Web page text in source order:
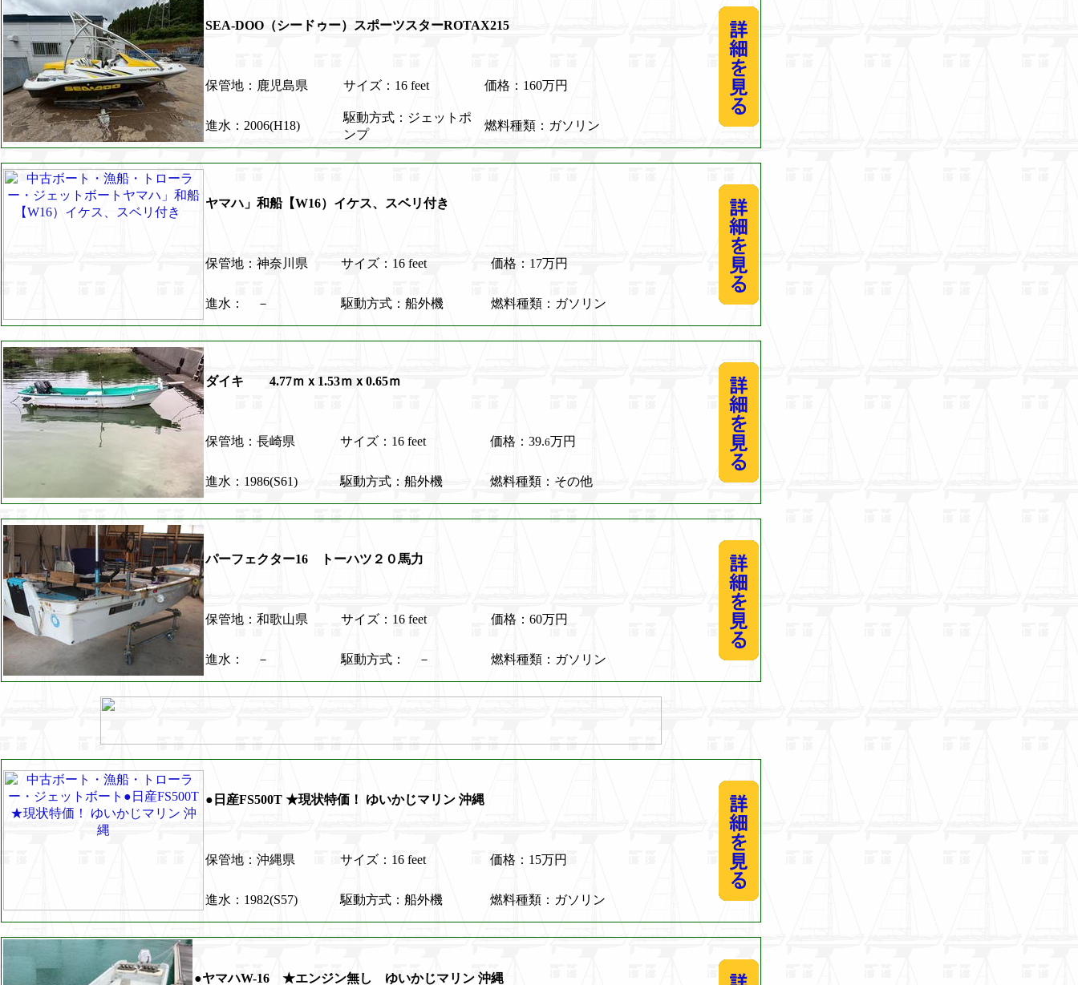
SEA-DOO（シードゥー）スポーツスターROTAX215
保管地：鹿児島県 サイズ：16 feet 価格：160万円
進水：2006(H18)
駆動方式：ジェットポ
ンプ
燃料種類：ガソリン
ヤマハ」和船【W16）イケス、スベリ付き
保管地：神奈川県 サイズ：16 feet 価格：17万円
進水： － 駆動方式：船外機 燃料種類：ガソリン
ダイキ 4.77ｍｘ1.53ｍｘ0.65ｍ
保管地：長崎県 サイズ：16 feet 価格：39.6万円
進水：1986(S61) 駆動方式：船外機 燃料種類：その他
パーフェクター16 トーハツ２０馬力
保管地：和歌山県 サイズ：16 feet 価格：60万円
進水： － 駆動方式： － 燃料種類：ガソリン
●日産FS500T ★現状特価！ ゆいかじマリン 沖縄
保管地：沖縄県 サイズ：16 feet 価格：15万円
進水：1982(S57) 駆動方式：船外機 燃料種類：ガソリン
●ヤマハW-16 ★エンジン無し ゆいかじマリン 沖縄